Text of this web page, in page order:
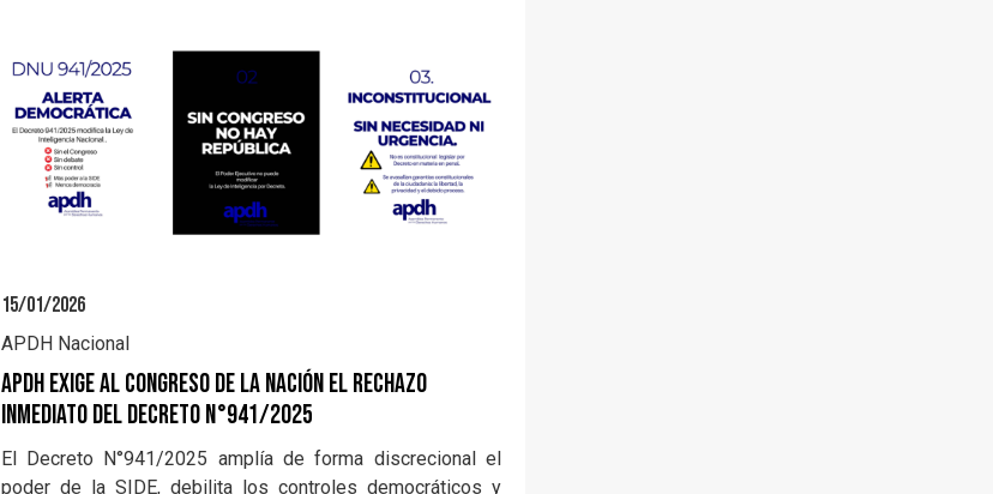
15/01/2026
APDH Nacional
APDH exige al Congreso de la Nación el rechazo
inmediato del Decreto N°941/2025
El Decreto N°941/2025 amplía de forma discrecional el
poder de la SIDE, debilita los controles democráticos y